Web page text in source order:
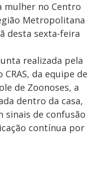
mulher no Centro
Metropolitana
desta sexta-feira
realizada pela
da equipe de
de Zoonoses, a
dentro da casa,
sinais de confusão
contínua por